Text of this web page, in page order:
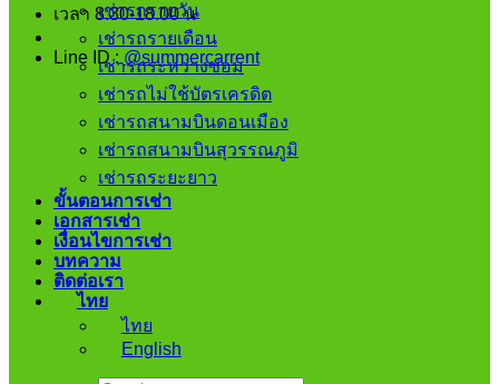
เวลา 8.30-18.00 น
Line ID : @summercarrent
เช่ารถรายวัน
เช่ารถรายเดือน
เช่ารถระหว่างซ่อม
เช่ารถไม่ใช้บัตรเครดิต
เช่ารถสนามบินดอนเมือง
เช่ารถสนามบินสุวรรณภูมิ
เช่ารถระยะยาว
ขั้นตอนการเช่า
เอกสารเช่า
เงื่อนไขการเช่า
บทความ
ติดต่อเรา
ไทย
ไทย
English